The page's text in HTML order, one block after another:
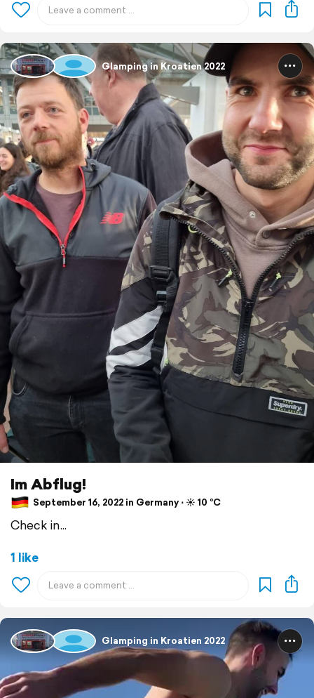
Glamping in Kroatien 2022
Im Abflug!
September 16, 2022 in Germany ⋅ ☀️ 10 °C
Check in...
1 like
Glamping in Kroatien 2022